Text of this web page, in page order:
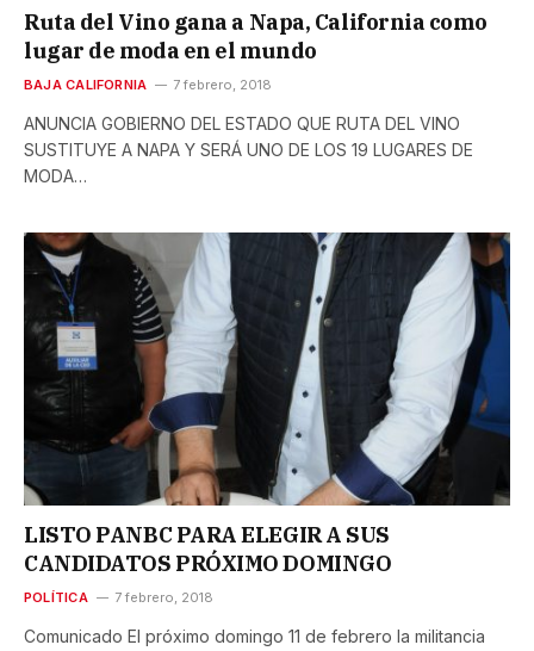
Ruta del Vino gana a Napa, California como
lugar de moda en el mundo
BAJA CALIFORNIA 7 febrero, 2018
ANUNCIA GOBIERNO DEL ESTADO QUE RUTA DEL VINO
SUSTITUYE A NAPA Y SERÁ UNO DE LOS 19 LUGARES DE
MODA…
LISTO PANBC PARA ELEGIR A SUS
CANDIDATOS PRÓXIMO DOMINGO
POLÍTICA 7 febrero, 2018
Comunicado El próximo domingo 11 de febrero la militancia